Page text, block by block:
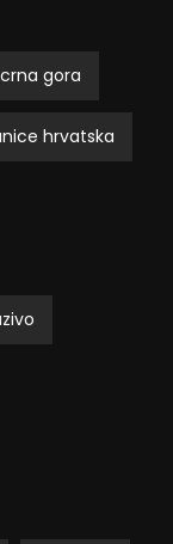
gora
hrvatska